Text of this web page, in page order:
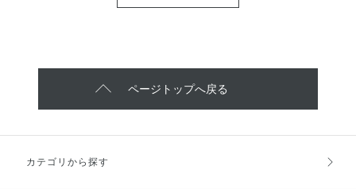
す！ ※メイクアップ効果 ※数量
がりはスベスベなめらか ●気分も
上がるフレッシュフローラルブー
快適な使用感がお気に入りポイン
タイプ グレープフルーツ スパー
クル ドライ シャンプー モイスト
タイプ サンフラワー ブリーズ ●
グレープフルーツスパークル →
わり畑🌻グリーンフローラルの香
ページトップへ戻る
カテゴリから探す